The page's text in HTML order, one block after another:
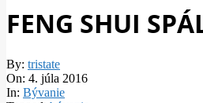
FENG SHUI
By: tristate
On: 4. júla 2016
In: Bývanie